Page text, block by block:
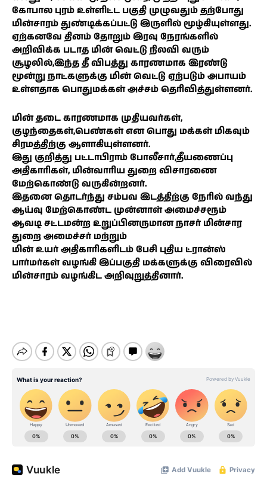
கோபால புரம் உள்ளிட்ட பகுதி முழுவதும் தற்போது
மின்சாரம் துண்டிக்கப்பட்டு இருளில் மூழ்கியுள்ளது.
ஏற்கனவே தினம் தோறும் இரவு நேரங்களில்
அறிவிக்க படாத மின் வெட்டு நிலவி வரும்
சூழலில்,இந்த தீ விபத்து காரணமாக இரண்டு
மூன்று நாட்களுக்கு மின் வெட்டு ஏற்படும் அபாயம்
உள்ளதாக பொதுமக்கள் அச்சம் தெரிவித்துள்ளனர்.
மின் தடை காரணமாக முதியவர்கள்,
குழந்தைகள்,பெண்கள் என பொது மக்கள் மிகவும்
சிரமத்திற்கு ஆளாகியுள்ளனர்.
இது குறித்து பட்டாபிராம் போலீசார்,தீயணைப்பு
அதிகாரிகள், மின்வாரிய துறை விசாரணை
மேற்கொண்டு வருகின்றனர்.
இதனை தொடர்ந்து சம்பவ இடத்திற்கு நேரில் வந்து
ஆய்வு மேற்கொண்ட முன்னாள் அமைச்சரூம்
ஆவடி சட்டமன்ற உறுப்பினருமான நாசர் மின்சார
துறை அமைச்சர் மற்றும்
மின் உயர் அதிகாரிகளிடம் பேசி புதிய ட்ரான்ஸ்
பார்மர்கள் வழங்கி இப்பகுதி மக்களுக்கு விரைவில்
மின்சாரம் வழங்கிட அறிவுறுத்தினார்.